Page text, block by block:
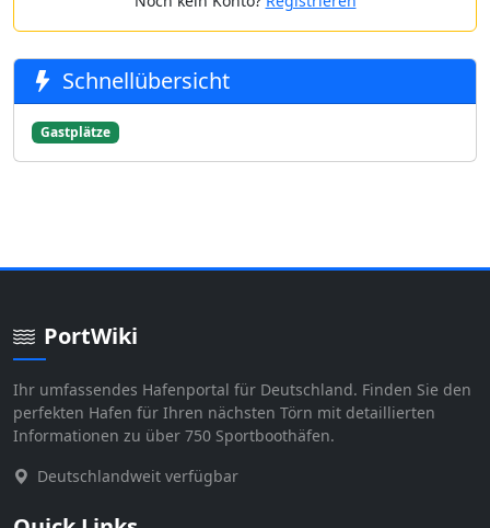
Schnellübersicht
Gastplätze
PortWiki
Ihr umfassendes Hafenportal für Deutschland. Finden Sie den
perfekten Hafen für Ihren nächsten Törn mit detaillierten
Informationen zu über 750 Sportboothäfen.
Deutschlandweit verfügbar